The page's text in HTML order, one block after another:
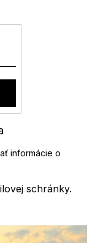
schránky.
informácie o